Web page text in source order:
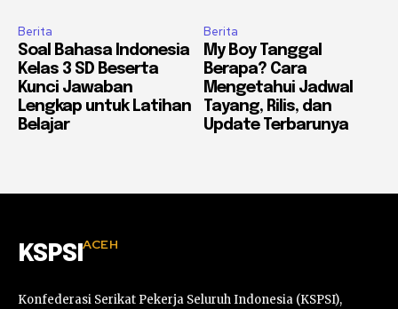
Berita
Soal Bahasa Indonesia
Kelas 3 SD Beserta
Kunci Jawaban
Lengkap untuk Latihan
Belajar
Berita
My Boy Tanggal
Berapa? Cara
Mengetahui Jadwal
Tayang, Rilis, dan
Update Terbarunya
KSPSIACEH
Konfederasi Serikat Pekerja Seluruh Indonesia (KSPSI),